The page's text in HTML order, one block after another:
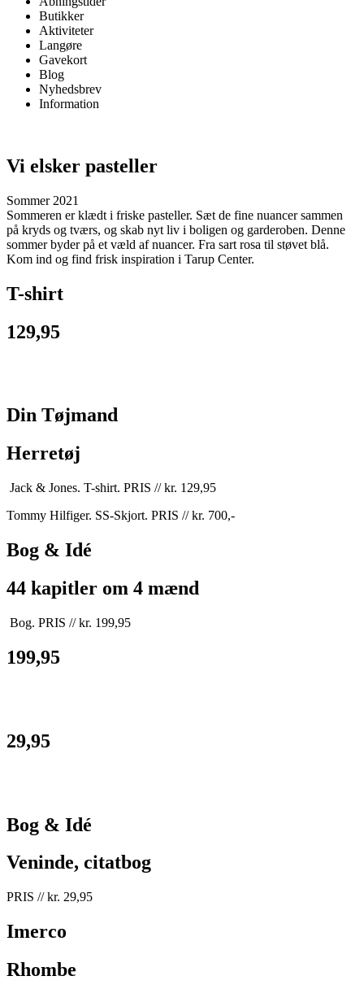
Butikker
Aktiviteter
Langøre
Gavekort
Blog
Nyhedsbrev
Information
Vi elsker pasteller
Sommer 2021
Sommeren er klædt i friske pasteller. Sæt de fine nuancer sammen
på kryds og tværs, og skab nyt liv i boligen og garderoben. Denne
sommer byder på et væld af nuancer. Fra sart rosa til støvet blå.
Kom ind og find frisk inspiration i Tarup Center.
T-shirt
129,95
Din Tøjmand
Herretøj
Jack & Jones. T-shirt. PRIS // kr. 129,95
Tommy Hilfiger. SS-Skjort. PRIS // kr. 700,-
Bog & Idé
44 kapitler om 4 mænd
Bog. PRIS // kr. 199,95
199,95
29,95
Bog & Idé
Veninde, citatbog
PRIS // kr. 29,95
Imerco
Rhombe